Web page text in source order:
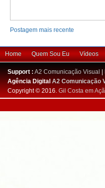
Postagem mais recente
Home Quem Sou Eu Vídeos
Support : A2 Comunicação Visual |
Agência DigitalA2 Comunicação
Copyright © 2016. Gil Costa em